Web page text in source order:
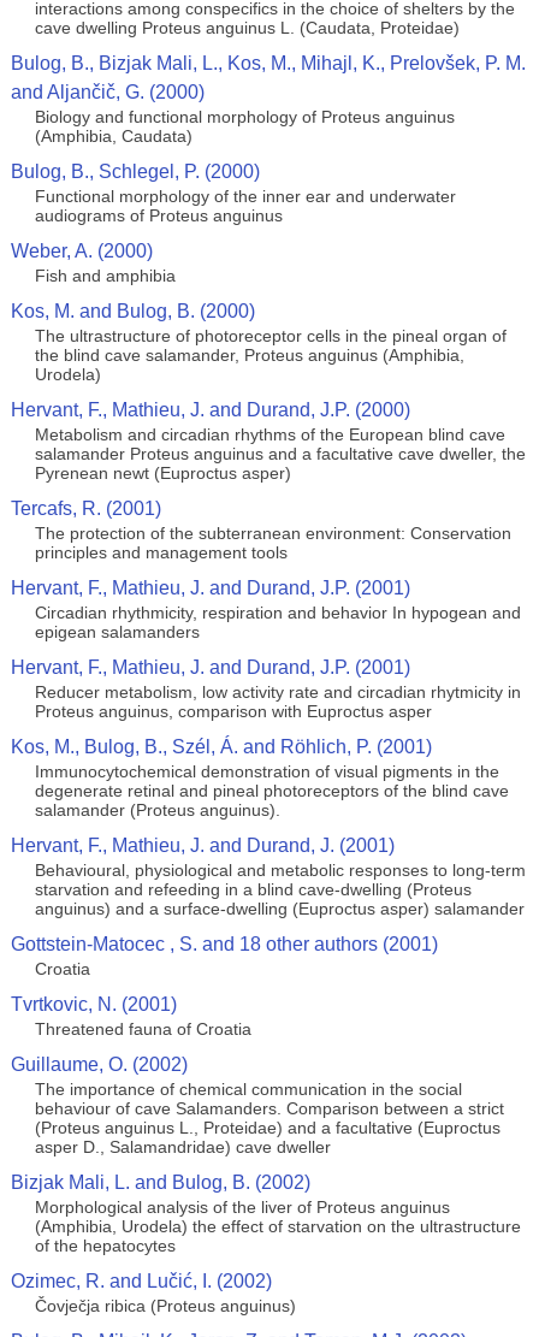
interactions among conspecifics in the choice of shelters by the
cave dwelling Proteus anguinus L. (Caudata, Proteidae)
Bulog, B., Bizjak Mali, L., Kos, M., Mihajl, K., Prelovšek, P. M.
and Aljančič, G. (2000)
Biology and functional morphology of Proteus anguinus
(Amphibia, Caudata)
Bulog, B., Schlegel, P. (2000)
Functional morphology of the inner ear and underwater
audiograms of Proteus anguinus
Weber, A. (2000)
Fish and amphibia
Kos, M. and Bulog, B. (2000)
The ultrastructure of photoreceptor cells in the pineal organ of
the blind cave salamander, Proteus anguinus (Amphibia,
Urodela)
Hervant, F., Mathieu, J. and Durand, J.P. (2000)
Metabolism and circadian rhythms of the European blind cave
salamander Proteus anguinus and a facultative cave dweller, the
Pyrenean newt (Euproctus asper)
Tercafs, R. (2001)
The protection of the subterranean environment: Conservation
principles and management tools
Hervant, F., Mathieu, J. and Durand, J.P. (2001)
Circadian rhythmicity, respiration and behavior In hypogean and
epigean salamanders
Hervant, F., Mathieu, J. and Durand, J.P. (2001)
Reducer metabolism, low activity rate and circadian rhytmicity in
Proteus anguinus, comparison with Euproctus asper
Kos, M., Bulog, B., Szél, Á. and Röhlich, P. (2001)
Immunocytochemical demonstration of visual pigments in the
degenerate retinal and pineal photoreceptors of the blind cave
salamander (Proteus anguinus).
Hervant, F., Mathieu, J. and Durand, J. (2001)
Behavioural, physiological and metabolic responses to long-term
starvation and refeeding in a blind cave-dwelling (Proteus
anguinus) and a surface-dwelling (Euproctus asper) salamander
Gottstein-Matocec , S. and 18 other authors (2001)
Croatia
Tvrtkovic, N. (2001)
Threatened fauna of Croatia
Guillaume, O. (2002)
The importance of chemical communication in the social
behaviour of cave Salamanders. Comparison between a strict
(Proteus anguinus L., Proteidae) and a facultative (Euproctus
asper D., Salamandridae) cave dweller
Bizjak Mali, L. and Bulog, B. (2002)
Morphological analysis of the liver of Proteus anguinus
(Amphibia, Urodela) the effect of starvation on the ultrastructure
of the hepatocytes
Ozimec, R. and Lučić, I. (2002)
Čovječja ribica (Proteus anguinus)